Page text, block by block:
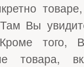
Вы
того,
товара,